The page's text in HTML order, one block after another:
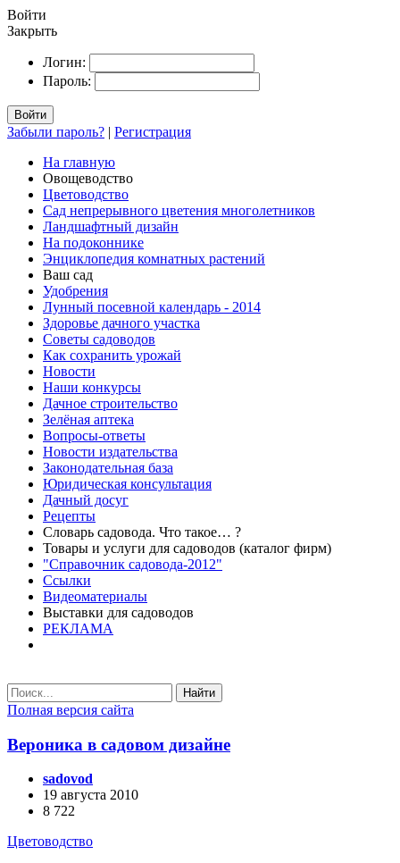
Войти
Закрыть
Логин:
Пароль:
Войти
Забыли пароль? | Регистрация
На главную
Овощеводство
Цветоводство
Сад непрерывного цветения многолетников
Ландшафтный дизайн
На подоконнике
Энциклопедия комнатных растений
Ваш сад
Удобрения
Лунный посевной календарь - 2014
Здоровье дачного участка
Советы садоводов
Как сохранить урожай
Новости
Наши конкурсы
Дачное строительство
Зелёная аптека
Вопросы-ответы
Новости издательства
Законодательная база
Юридическая консультация
Дачный досуг
Рецепты
Словарь садовода. Что такое… ?
Товары и услуги для садоводов (каталог фирм)
"Справочник садовода-2012"
Ссылки
Видеоматериалы
Выставки для садоводов
РЕКЛАМА
Найти
Полная версия сайта
Вероника в садовом дизайне
sadovod
19 августа 2010
8 722
Цветоводство